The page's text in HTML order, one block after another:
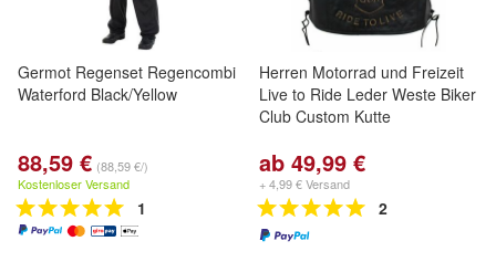
Germot Regenset Regencombi
Waterford Black/Yellow
88,59 € (88,59 €/)
Kostenloser Versand
1
Herren Motorrad und Freizeit
Live to Ride Leder Weste Biker
Club Custom Kutte
ab 49,99 €
+ 4,99 € Versand
2